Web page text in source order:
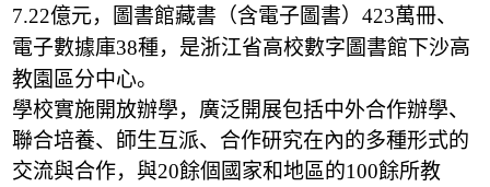
7.22億元，圖書館藏書（含電子圖書）423萬冊、
電子數據庫38種，是浙江省高校數字圖書館下沙高
教園區分中心。
學校實施開放辦學，廣泛開展包括中外合作辦學、
聯合培養、師生互派、合作研究在內的多種形式的
交流與合作，與20餘個國家和地區的100餘所教